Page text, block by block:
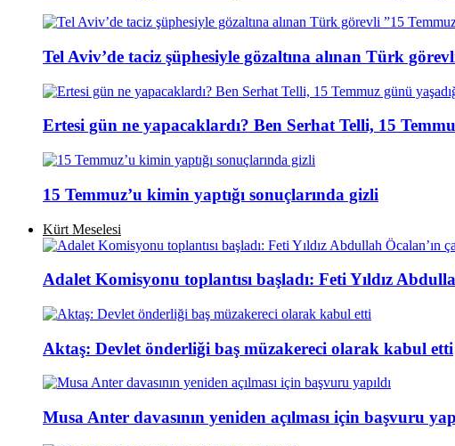
Tel Aviv’de taciz şüphesiyle gözaltına alınan Türk
Ertesi gün ne yapacaklardı? Ben Serhat Telli, 15
15 Temmuz’u kimin yaptığı sonuçlarında gizli
Kürt Meselesi
Adalet Komisyonu toplantısı başladı: Feti Yıldız
Aktaş: Devlet önderliği baş müzakereci olarak kabul etti
Musa Anter davasının yeniden açılması için başvuru